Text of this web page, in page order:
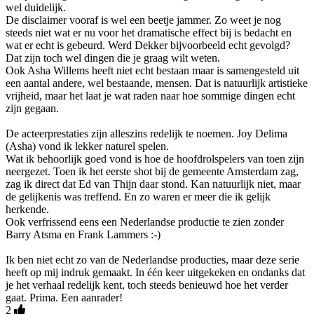
wel duidelijk.
De disclaimer vooraf is wel een beetje jammer. Zo weet je nog
steeds niet wat er nu voor het dramatische effect bij is bedacht en
wat er echt is gebeurd. Werd Dekker bijvoorbeeld echt gevolgd?
Dat zijn toch wel dingen die je graag wilt weten.
Ook Asha Willems heeft niet echt bestaan maar is samengesteld uit
een aantal andere, wel bestaande, mensen. Dat is natuurlijk artistieke
vrijheid, maar het laat je wat raden naar hoe sommige dingen echt
zijn gegaan.
De acteerprestaties zijn alleszins redelijk te noemen. Joy Delima
(Asha) vond ik lekker naturel spelen.
Wat ik behoorlijk goed vond is hoe de hoofdrolspelers van toen zijn
neergezet. Toen ik het eerste shot bij de gemeente Amsterdam zag,
zag ik direct dat Ed van Thijn daar stond. Kan natuurlijk niet, maar
de gelijkenis was treffend. En zo waren er meer die ik gelijk
herkende.
Ook verfrissend eens een Nederlandse productie te zien zonder
Barry Atsma en Frank Lammers :-)
Ik ben niet echt zo van de Nederlandse producties, maar deze serie
heeft op mij indruk gemaakt. In één keer uitgekeken en ondanks dat
je het verhaal redelijk kent, toch steeds benieuwd hoe het verder
gaat. Prima. Een aanrader!
2